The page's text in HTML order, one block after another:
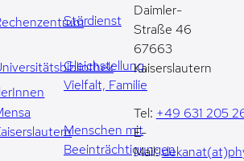
Stördienst
Gleichstellung,
Vielfalt, Familie
Menschen mit
Beeinträchtigungen
Daimler-
Straße 46
67663
Kaiserslautern
Tel: +49 631 205
E-
Mail: